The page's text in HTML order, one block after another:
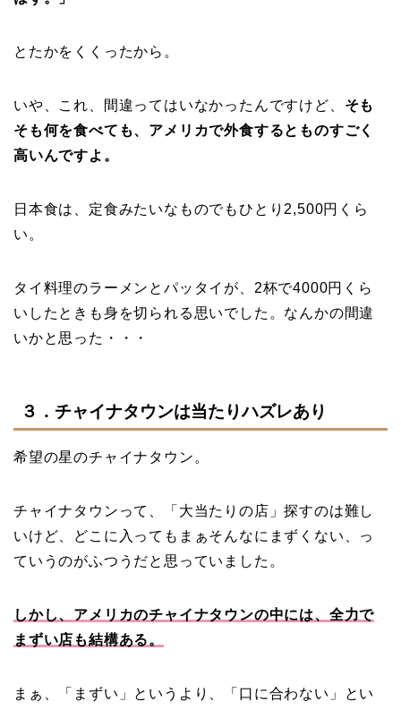
とたかをくくったから。
いや、これ、間違ってはいなかったんですけど、 そも
そも何を食べても、アメリカで外食するとものすごく
高いんですよ。
日本食は、定食みたいなものでもひとり2,500円くら
い。
タイ料理のラーメンとパッタイが、2杯で4000円くら
いしたときも身を切られる思いでした。なんかの間違
いかと思った・・・
３．チャイナタウンは当たりハズレあり
希望の星のチャイナタウン。
チャイナタウンって、「大当たりの店」探すのは難し
いけど、どこに入ってもまぁそんなにまずくない、っ
ていうのがふつうだと思っていました。
しかし、アメリカのチャイナタウンの中には、全力で
まずい店も結構ある。
まぁ、「まずい」というより、「口に合わない」とい